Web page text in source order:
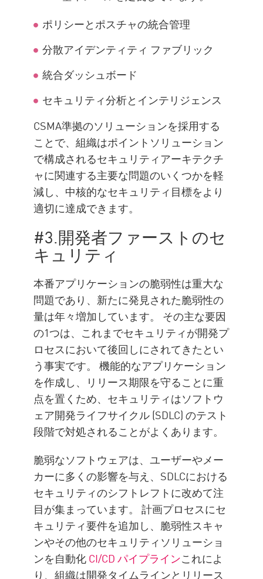
ポリシーとポスチャの統合管理
分散アイデンティティ ファブリック
統合ダッシュボード
セキュリティ分析とインテリジェンス
CSMA準拠のソリューションを採用する
ことで、組織はポイントソリューション
で構成されるセキュリティアーキテクチ
ャに関連する主要な問題のいくつかを軽
減し、中核的なセキュリティ目標をより
適切に達成できます。
#3.開発者ファーストのセ
キュリティ
本番アプリケーションの脆弱性は重大な
問題であり、新たに発見された脆弱性の
量は年々増加しています。 その主な要因
の1つは、これまでセキュリティが開発プ
ロセスにおいて後回しにされてきたとい
う事実です。 機能的なアプリケーション
を作成し、リリース期限を守ることに重
点を置くため、セキュリティはソフトウ
ェア開発ライフサイクル (SDLC) のテスト
段階で対処されることがよくあります。
脆弱なソフトウェアは、ユーザーやメー
カーに多くの影響を与え、SDLCにおける
セキュリティのシフトレフトに改めて注
目が集まっています。 計画プロセスにセ
キュリティ要件を追加し、脆弱性スキャ
ンやその他のセキュリティソリューショ
ンを自動化CI/CD パイプラインこれによ
り、組織は開発タイムラインとリリース